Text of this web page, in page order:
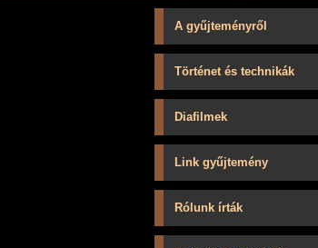
A gyűjteményről
Történet és technikák
Diafilmek
Link gyűjtemény
Rólunk írták